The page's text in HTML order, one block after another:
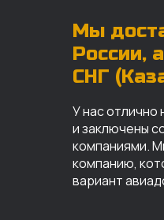
Мы
России,
СНГ
У нас отлично
и заключены
компаниями.
компанию,
вариант